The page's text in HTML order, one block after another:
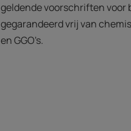
geldende voorschriften voor
gegarandeerd vrij van
en GGO's.